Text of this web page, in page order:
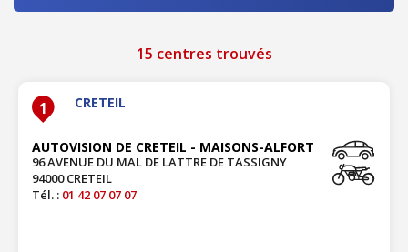
15 centres trouvés
1 CRETEIL
AUTOVISION DE CRETEIL - MAISONS-ALFORT
96 AVENUE DU MAL DE LATTRE DE TASSIGNY
94000 CRETEIL
Tél. : 01 42 07 07 07